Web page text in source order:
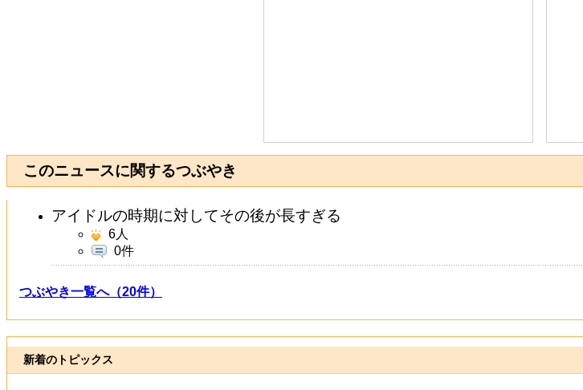
このニュースに関するつぶやき
アイドルの時期に対してその後が長すぎる
6人
0件
つぶやき一覧へ（20件）
新着のトピックス